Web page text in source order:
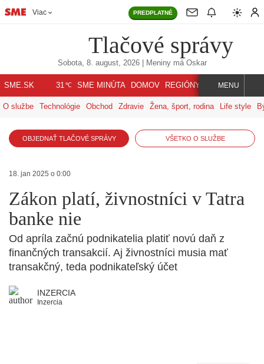
Viac PREDPLATNÉ
Tlačové správy
Sobota, 8. august, 2026| Meniny má Oskar
SME.SK 31℃ SME MINÚTA DOMOV REGIÓNY INDEX SVET
MENU
O službe Technológie Obchod Zdravie Žena, šport, rodina Life style
OBJEDNAŤ TLAČOVÉ SPRÁVY VŠETKO O SLUŽBE
18. jan 2025 o 0:00
Zákon platí, živnostníci v Tatra
banke nie
Od apríla začnú podnikatelia platiť novú daň z
finančných transakcií. Aj živnostníci musia mať
transakčný, teda podnikateľský účet
INZERCIA
Inzercia